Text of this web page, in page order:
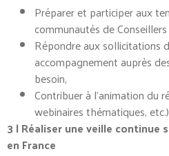
Préparer et participer aux
communautés de
Répondre aux sollicitations
accompagnement auprès
besoin,
Contribuer à l’animation du
webinaires thématiques, etc.)
3 | Réaliser une veille continue
en France